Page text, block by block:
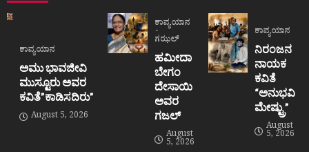
ಕಾವ್ಯಯಾನ
ಅಮು ಭಾವಜೀವಿ
ಮುಸ್ಟೂರು ಅವರ
ಕವಿತೆ”ಕಾಡಿಸದಿರು”
August 5, 2026
ಕಾವ್ಯಯಾನ
ಗಝಲ್
ಹಮೀದಾ
ಬೇಗಂ
ದೇಸಾಯಿ
ಅವರ
ಗಜಲ್
August
5, 2026
ಕಾವ್ಯಯಾನ
ನಿರಂಜನ
ನಾಯಕ
ಕವಿತೆ
“ಅನುಭವಿ
ಮೇಷ್ಟ್ರು”
August
5, 2026